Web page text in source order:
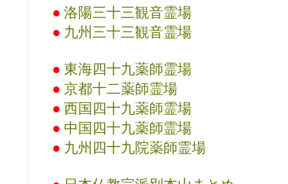
● 洛陽三十三観音霊場
● 九州三十三観音霊場
● 東海四十九薬師霊場
● 京都十二薬師霊場
● 西国四十九薬師霊場
● 中国四十九薬師霊場
● 九州四十九院薬師霊場